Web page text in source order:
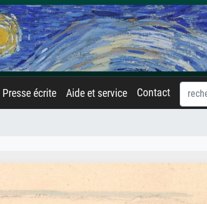
Presse écrite Aide et service Contact